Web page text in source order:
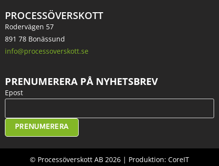
PROCESSÖVERSKOTT
Rodervägen 57
891 78 Bonässund
info@processoverskott.se
PRENUMERERA PÅ NYHETSBREV
Epost
PRENUMERERA
© Processöverskott AB 2026 | Produktion: CoreIT